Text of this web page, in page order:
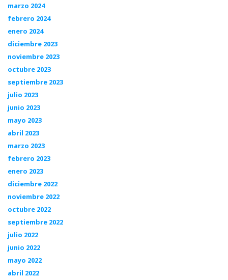
marzo 2024
febrero 2024
enero 2024
diciembre 2023
noviembre 2023
octubre 2023
septiembre 2023
julio 2023
junio 2023
mayo 2023
abril 2023
marzo 2023
febrero 2023
enero 2023
diciembre 2022
noviembre 2022
octubre 2022
septiembre 2022
julio 2022
junio 2022
mayo 2022
abril 2022